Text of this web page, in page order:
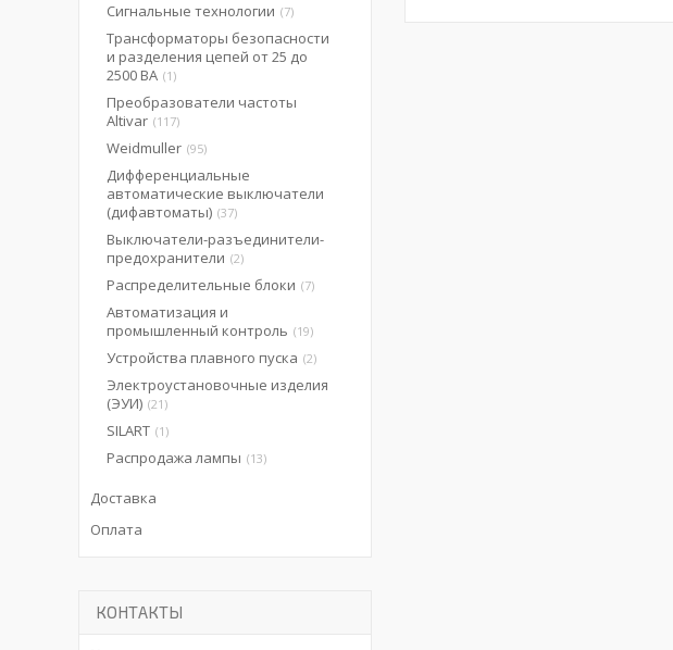
Сигнальные технологии 7
Трансформаторы безопасности
и разделения цепей от 25 до
2500 ВА 1
Преобразователи частоты
Altivar 117
Weidmuller 95
Дифференциальные
автоматические выключатели
(дифавтоматы) 37
Выключатели-разъединители-
предохранители 2
Распределительные блоки 7
Автоматизация и
промышленный контроль
19
Устройства плавного пуска 2
Электроустановочные изделия
(ЭУИ) 21
SILART 1
Распродажа лампы 13
Доставка
Оплата
КОНТАКТЫ